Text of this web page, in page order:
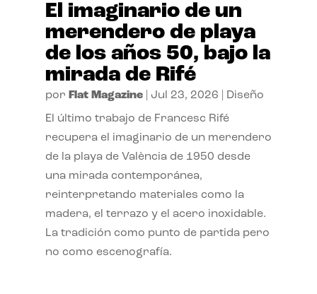
El imaginario de un
merendero de playa
de los años 50, bajo la
mirada de Rifé
por Flat Magazine| Jul 23, 2026 Diseño
El último trabajo de Francesc Rifé
recupera el imaginario de un merendero
de la playa de València de 1950 desde
una mirada contemporánea,
reinterpretando materiales como la
madera, el terrazo y el acero inoxidable.
La tradición como punto de partida pero
no como escenografía.